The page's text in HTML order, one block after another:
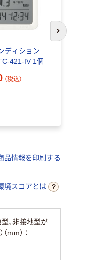
ディション
421-IV 1個
（税込）
次のスライド
品情報を印刷する
境スコアとは
、非接地型が
mm）：